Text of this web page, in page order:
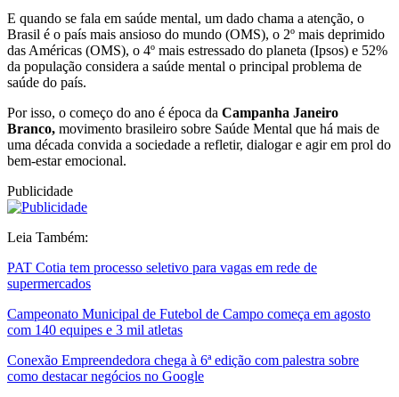
E quando se fala em saúde mental, um dado chama a atenção, o
Brasil é o país mais ansioso do mundo (OMS), o 2º mais deprimido
das Américas (OMS), o 4º mais estressado do planeta (Ipsos) e 52%
da população considera a saúde mental o principal problema de
saúde do país.
Por isso, o começo do ano é época da Campanha Janeiro
Branco, movimento brasileiro sobre Saúde Mental que há mais de
uma década convida a sociedade a refletir, dialogar e agir em prol do
bem-estar emocional.
Publicidade
Leia Também:
PAT Cotia tem processo seletivo para vagas em rede de
supermercados
Campeonato Municipal de Futebol de Campo começa em agosto
com 140 equipes e 3 mil atletas
Conexão Empreendedora chega à 6ª edição com palestra sobre
como destacar negócios no Google